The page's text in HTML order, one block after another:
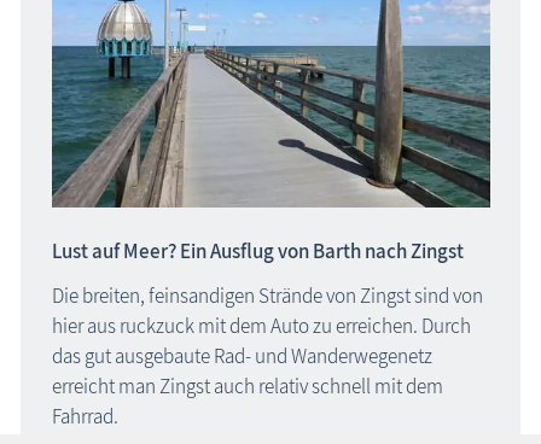
Lust auf Meer? Ein Ausflug von Barth nachZingst
Die breiten, feinsandigen Strände von Zingst sind von
hier aus ruckzuck mit dem Auto zu erreichen. Durch
das gut ausgebaute Rad- und Wanderwegenetz
erreicht man Zingst auch relativ schnell mit dem
Fahrrad.